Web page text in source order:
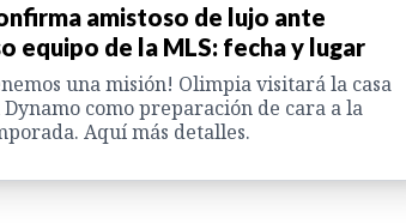
amistoso de lujo ante
equipo de la MLS: fecha y lugar
una misión! Olimpia visitará la casa
como preparación de cara a la
Aquí más detalles.